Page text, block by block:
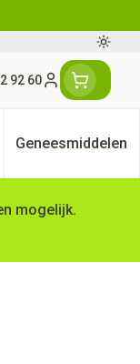
92 60
Klant menu
EHBO categorie
voor Dieren
Geneesmiddelen
Toon
mogelijk.